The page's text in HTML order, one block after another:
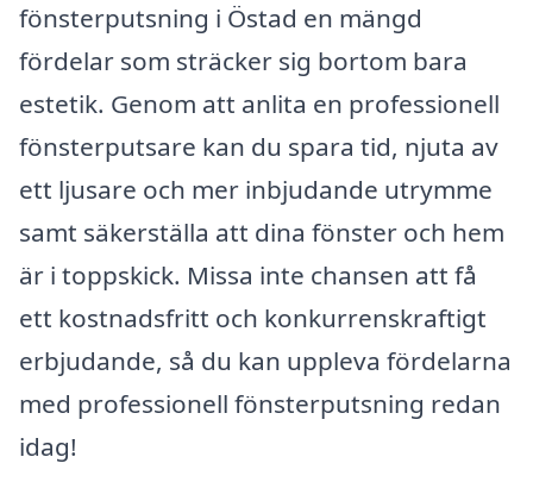
fönsterputsning i Östad en mängd
fördelar som sträcker sig bortom bara
estetik. Genom att anlita en professionell
fönsterputsare kan du spara tid, njuta av
ett ljusare och mer inbjudande utrymme
samt säkerställa att dina fönster och hem
är i toppskick. Missa inte chansen att få
ett kostnadsfritt och konkurrenskraftigt
erbjudande, så du kan uppleva fördelarna
med professionell fönsterputsning redan
idag!